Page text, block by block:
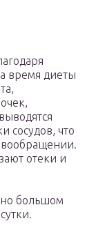
время диеты
сосудов, что
отеки и
большом